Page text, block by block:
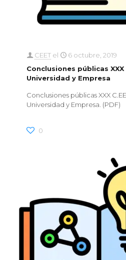
CEET el
6 octubre, 2019
Conclusiones públicas XXX
Universidad y Empresa
Conclusiones públicas XXX
Universidad y Empresa. (PDF)
0